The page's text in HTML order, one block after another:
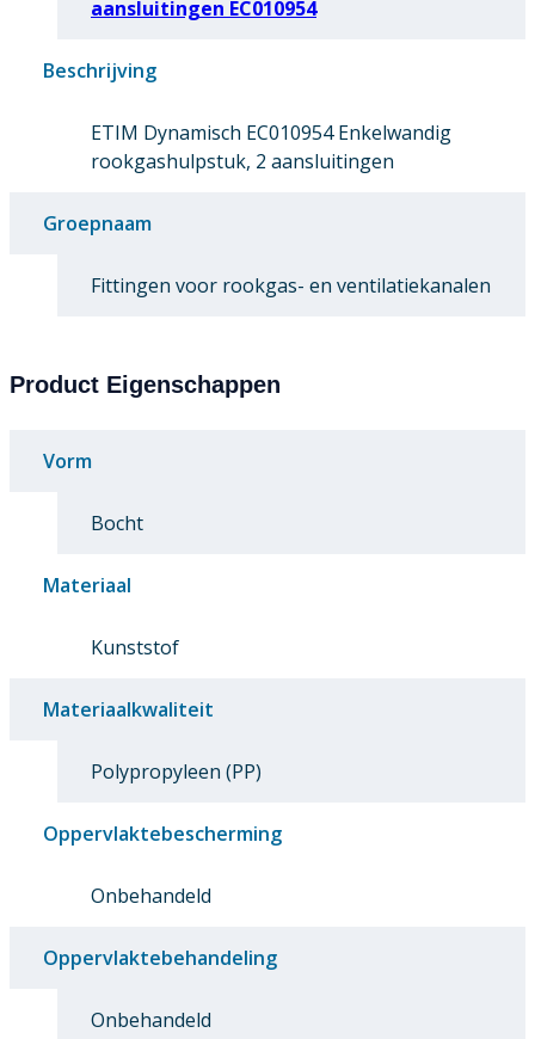
aansluitingen EC010954
Beschrijving
ETIM Dynamisch EC010954 Enkelwandig
rookgashulpstuk, 2 aansluitingen
Groepnaam
Fittingen voor rookgas- en ventilatiekanalen
Product Eigenschappen
Vorm
Bocht
Materiaal
Kunststof
Materiaalkwaliteit
Polypropyleen (PP)
Oppervlaktebescherming
Onbehandeld
Oppervlaktebehandeling
Onbehandeld